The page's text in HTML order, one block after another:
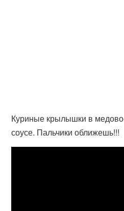
Куриные крылышки в
соусе. Пальчики оближешь!!!